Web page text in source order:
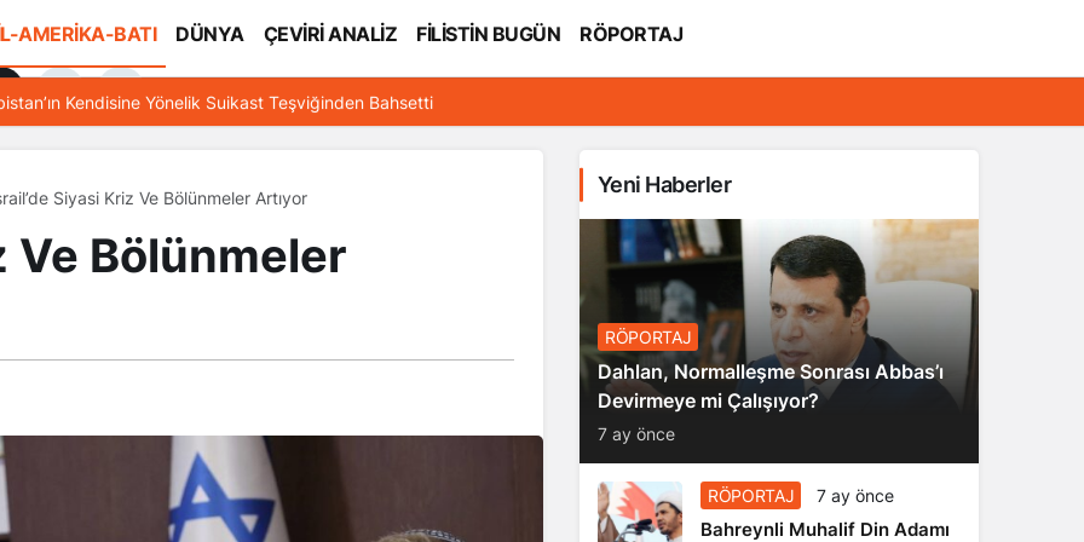
AMERİKA-BATI DÜNYA ÇEVİRİ ANALİZ FİLİSTİN BUGÜN RÖPORTAJ
Kendisine Yönelik Suikast Teşviğinden Bahsetti
Siyasi Kriz Ve Bölünmeler Artıyor
Ve Bölünmeler
Yeni Haberler
RÖPORTAJ
Dahlan, Normalleşme Sonrası Abbas’ı
Devirmeye mi Çalışıyor?
7 ay önce
RÖPORTAJ 7 ay önce
Bahreynli Muhalif Din Adamı